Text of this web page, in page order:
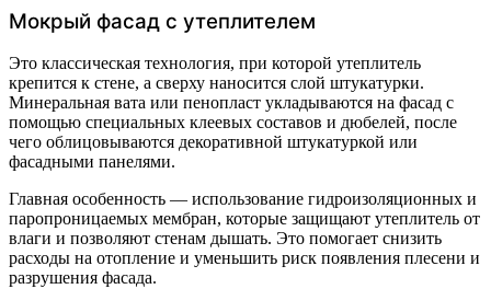
Мокрый фасад с утеплителем
Это классическая технология, при которой утеплитель
крепится к стене, а сверху наносится слой штукатурки.
Минеральная вата или пенопласт укладываются на фасад с
помощью специальных клеевых составов и дюбелей, после
чего облицовываются декоративной штукатуркой или
фасадными панелями.
Главная особенность — использование гидроизоляционных и
паропроницаемых мембран, которые защищают утеплитель от
влаги и позволяют стенам дышать. Это помогает снизить
расходы на отопление и уменьшить риск появления плесени и
разрушения фасада.